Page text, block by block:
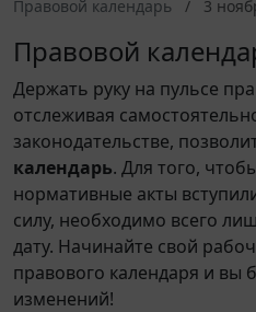
Правовой календарь
3
Правовой
Держать руку на пульсе
отслеживая
законодательстве,
календарь. Для того,
нормативные акты
силу, необходимо всего
дату. Начинайте свой
правового календаря и вы
изменений!